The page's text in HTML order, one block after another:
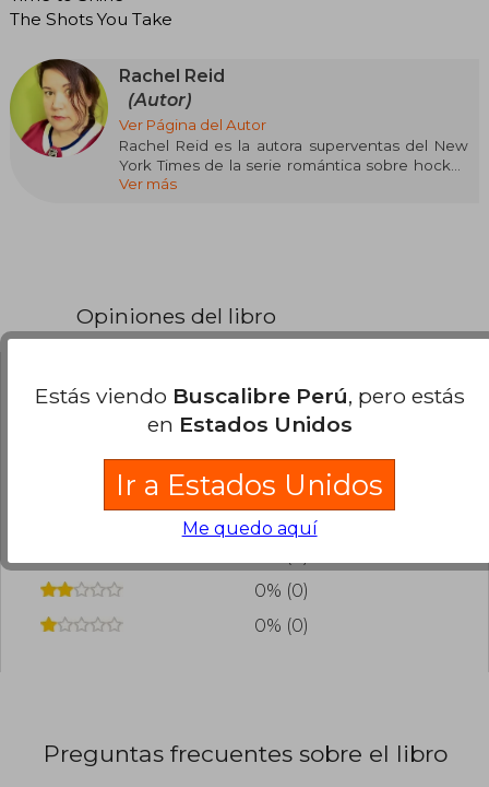
The Shots You Take
Rachel Reid
(Autor)
Ver Página del Autor
Rachel Reid es la autora superventas del New
York Times de la serie romántica sobre hockey
Game Changers, así como de las novelas
Rachel Reid está representada por Deidre
Ver más
Opiniones del libro
¿Leíste este libro? Inicia sesiónpara poder
agregar tu propia evaluación.
0% (0)
0% (0)
0% (0)
0% (0)
Preguntas frecuentes sobre el libro
Estás viendo Buscalibre Perú, pero estás
en Estados Unidos
Ir a Estados Unidos
Me quedo aquí